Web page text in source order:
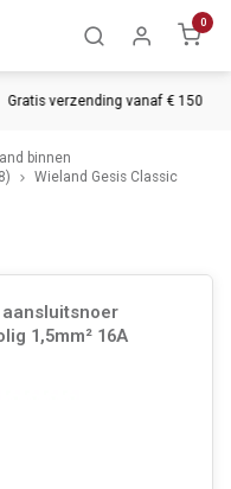
0
verzending vanaf € 150
binnen
Wieland Gesis Classic
aansluitsnoer
1,5mm² 16A